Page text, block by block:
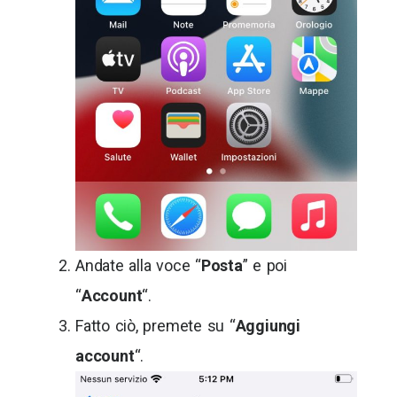
Andate alla voce “Posta” e poi
“Account“.
Fatto ciò, premete su “Aggiungi
account“.